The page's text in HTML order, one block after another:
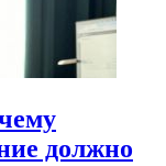
должно